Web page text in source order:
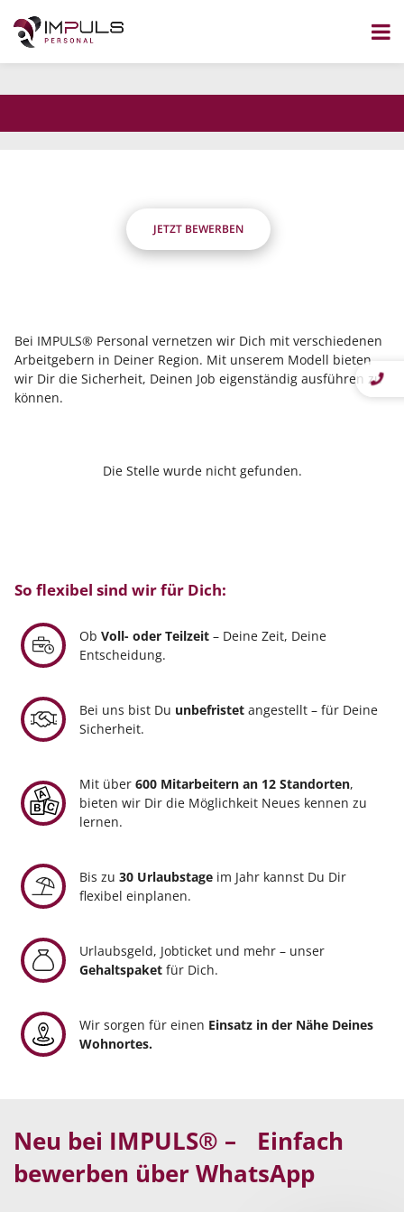
Inhalt
dass Du flexibel bist?
Wir nicht.
JETZT BEWERBEN
Bei IMPULS® Personal vernetzen wir Dich mit verschiedenen
Arbeitgebern in Deiner Region. Mit unserem Modell bieten
wir Dir die Sicherheit, Deinen Job eigenständig ausführen zu
können.
Die Stelle wurde nicht gefunden.
So flexibel sind wir für Dich:
Ob Voll- oder Teilzeit – Deine Zeit, Deine
Entscheidung.
Bei uns bist Du unbefristet angestellt – für Deine
Sicherheit.
Mit über 600 Mitarbeitern an 12 Standorten,
bieten wir Dir die Möglichkeit Neues kennen zu
lernen.
Bis zu 30 Urlaubstage im Jahr kannst Du Dir
flexibel einplanen.
Urlaubsgeld, Jobticket und mehr – unser
Gehaltspaket für Dich.
Wir sorgen für einen Einsatz in der Nähe Deines
Wohnortes.
Neu bei IMPULS® – Einfach
bewerben über WhatsApp